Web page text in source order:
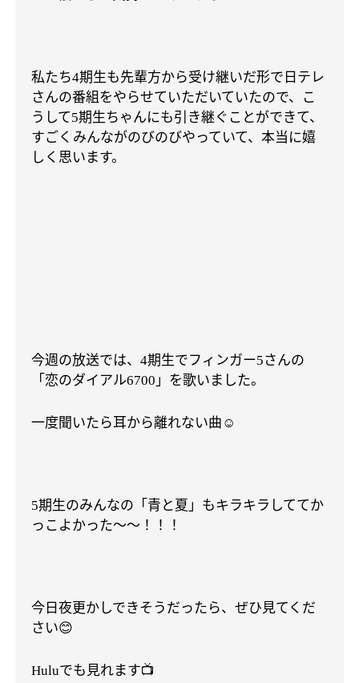
私たち4期生も先輩方から受け継いだ形で日テレ
さんの番組をやらせていただいていたので、こ
うして5期生ちゃんにも引き継ぐことができて、
すごくみんながのびのびやっていて、本当に嬉
しく思います。
今週の放送では、 4期生でフィンガー5さんの
「恋のダイアル6700 」を歌いました。
一度聞いたら耳から離れない曲 ☺︎
5期生のみんなの「青と夏」もキラキラしててか
っこよかった〜〜！！！
今日夜更かしできそうだったら、ぜひ見てくだ
さい😊
Huluでも見れます📺